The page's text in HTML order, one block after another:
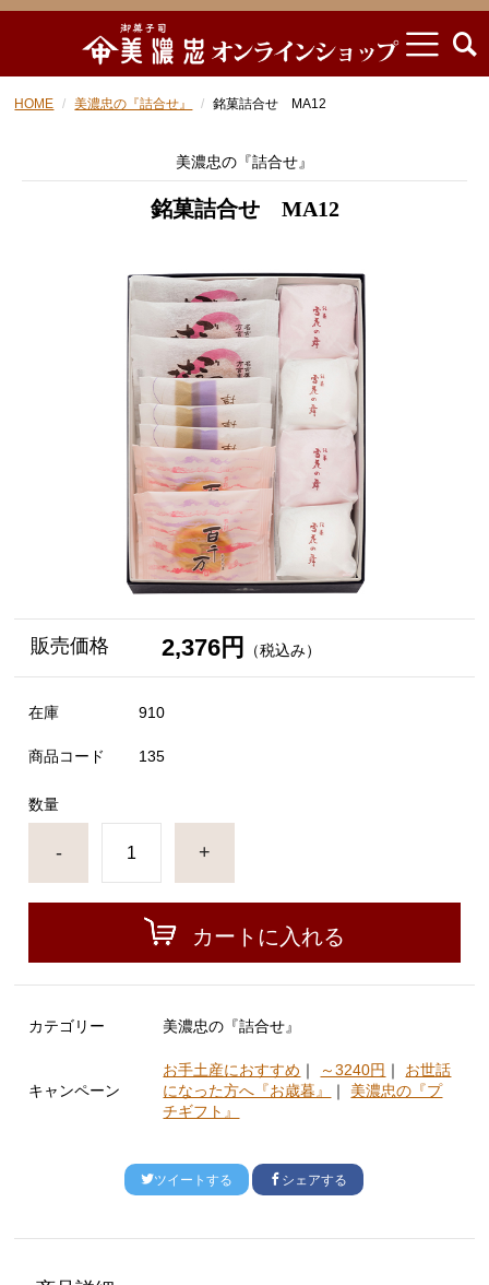
HOME 美濃忠の『詰合せ』 銘菓詰合せ MA12
美濃忠の『詰合せ』
銘菓詰合せ MA12
販売価格 2,376円 （税込み）
在庫 910
商品コード 135
数量
- +
カートに入れる
カテゴリー 美濃忠の『詰合せ』
キャンペーン
お手土産におすすめ ｜ ～3240円 ｜ お世話
になった方へ『お歳暮』
｜ 美濃忠の『プ
チギフト』
ツイートする シェアする